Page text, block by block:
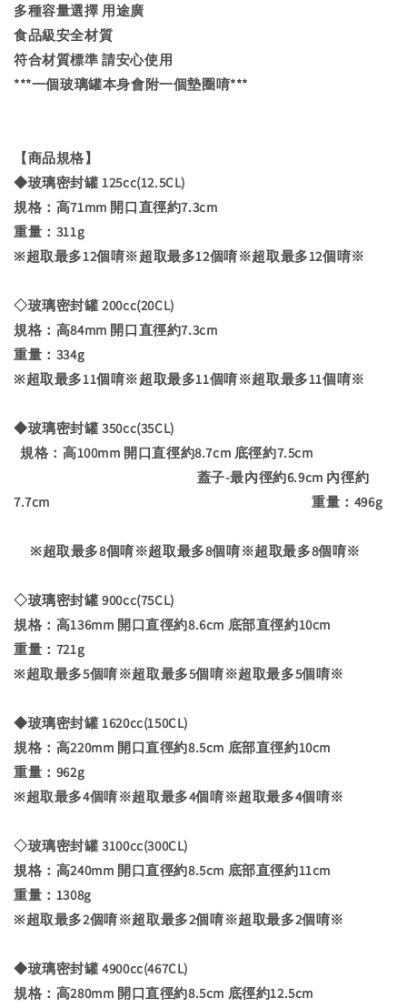
多種容量選擇 用途廣
食品級安全材質
符合材質標準 請安心使用
***一個玻璃罐本身會附一個墊圈唷***
【商品規格】
◆玻璃密封罐 125cc(12.5CL)
規格：高71mm 開口直徑約7.3cm
重量：311g
※超取最多12個唷※超取最多12個唷※超取最多12個唷※
◇玻璃密封罐 200cc(20CL)
規格：高84mm 開口直徑約7.3cm
重量：334g
※超取最多11個唷※超取最多11個唷※超取最多11個唷※
◆玻璃密封罐 350cc(35CL)
規格：高100mm 開口直徑約8.7cm 底徑約7.5cm
蓋子-最內徑約6.9cm 內徑約
7.7cm 重量：496g
※超取最多8個唷※超取最多8個唷※超取最多8個唷※
◇玻璃密封罐 900cc(75CL)
規格：高136mm 開口直徑約8.6cm 底部直徑約10cm
重量：721g
※超取最多5個唷※超取最多5個唷※超取最多5個唷※
◆玻璃密封罐 1620cc(150CL)
規格：高220mm 開口直徑約8.5cm 底部直徑約10cm
重量：962g
※超取最多4個唷※超取最多4個唷※超取最多4個唷※
◇玻璃密封罐 3100cc(300CL)
規格：高240mm 開口直徑約8.5cm 底部直徑約11cm
重量：1308g
※超取最多2個唷※超取最多2個唷※超取最多2個唷※
◆玻璃密封罐 4900cc(467CL)
規格：高280mm 開口直徑約8.5cm 底徑約12.5cm